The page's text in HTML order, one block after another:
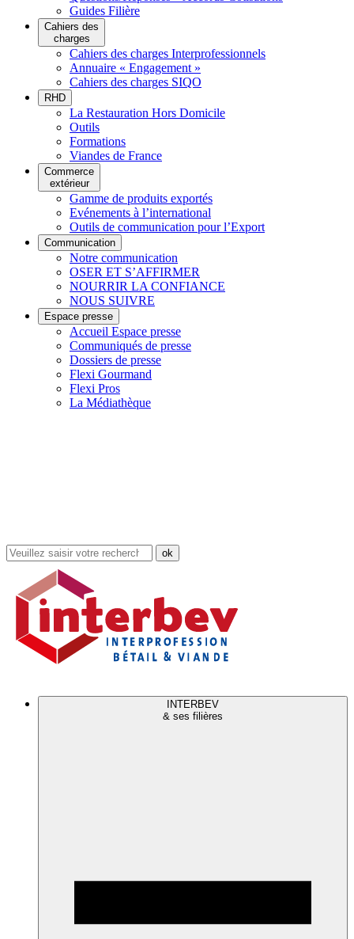
Guides Filière
Cahiers des
charges
Cahiers des charges Interprofessionnels
Annuaire « Engagement »
Cahiers des charges SIQO
RHD
La Restauration Hors Domicile
Outils
Formations
Viandes de France
Commerce
extérieur
Gamme de produits exportés
Evénements à l’international
Outils de communication pour l’Export
Communication
Notre communication
OSER ET S’AFFIRMER
NOURRIR LA CONFIANCE
NOUS SUIVRE
Espace presse
Accueil Espace presse
Communiqués de presse
Dossiers de presse
Flexi Gourmand
Flexi Pros
La Médiathèque
Rechercher
dans
site
INTERBEV
& ses filières